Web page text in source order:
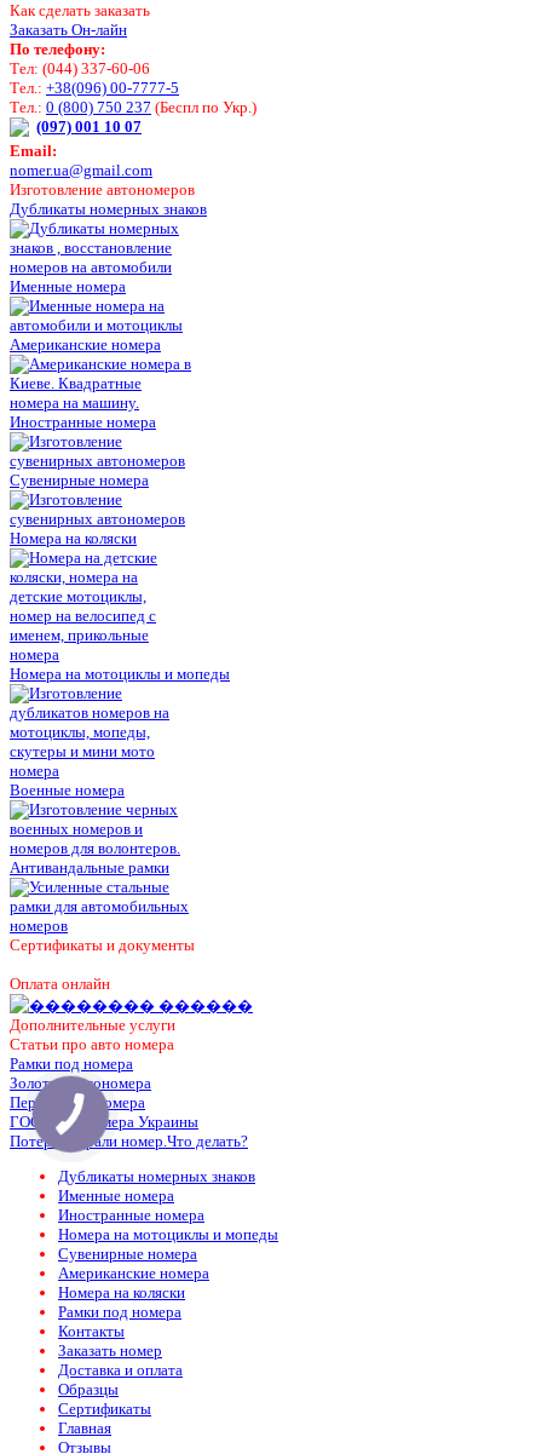
Как сделать заказать
Заказать Он-лайн
По телефону:
Тел: (044) 337-60-06
Тел.: +38(096) 00-7777-5
Тел.: 0 (800) 750 237 (Беспл по Укр.)
(097) 001 10 07
Email:
nomer.ua@gmail.com
Изготовление автономеров
Дубликаты номерных знаков
Именные номера
Американские номера
Иностранные номера
Сувенирные номера
Номера на коляски
Номера на мотоциклы и мопеды
Военные номера
Антивандальные рамки
Сертификаты и документы
Оплата онлайн
Дополнительные услуги
Статьи про авто номера
Рамки под номера
Золотые автономера
Первые автономера
ГОСТ автономера Украины
Потерял украли номер.Что делать?
Дубликаты номерных знаков
Именные номера
Иностранные номера
Номера на мотоциклы и мопеды
Сувенирные номера
Американские номера
Номера на коляски
Рамки под номера
Контакты
Заказать номер
Доставка и оплата
Образцы
Сертификаты
Главная
Отзывы